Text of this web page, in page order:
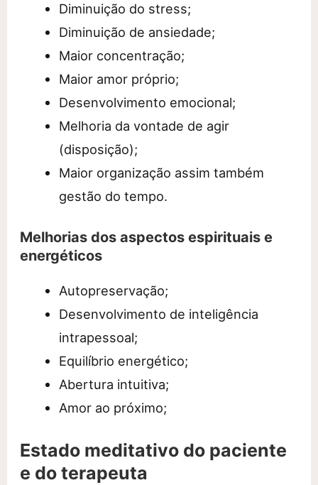
Diminuição do stress;
Diminuição de ansiedade;
Maior concentração;
Maior amor próprio;
Desenvolvimento emocional;
Melhoria da vontade de agir
(disposição);
Maior organização assim também
gestão do tempo.
Melhorias dos aspectos espirituais e
energéticos
Autopreservação;
Desenvolvimento de inteligência
intrapessoal;
Equilíbrio energético;
Abertura intuitiva;
Amor ao próximo;
Estado meditativo do paciente
e do terapeuta